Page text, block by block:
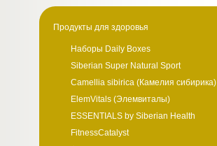
Продукты для здоровья
Наборы Daily Boxes
Siberian Super Natural Sport
Camellia sibirica (Камелия сибирика)
ElemVitals (Элемвиталы)
ESSENTIALS by Siberian Health
FitnessCatalyst